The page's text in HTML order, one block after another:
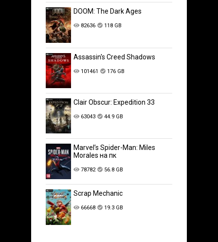
DOOM: The Dark Ages
82636 118 GB
Assassin's Creed Shadows
101461 176 GB
Clair Obscur: Expedition 33
63043 44.9 GB
Marvel’s Spider-Man: Miles
Morales на пк
78782 56.8 GB
Scrap Mechanic
66668 19.3 GB